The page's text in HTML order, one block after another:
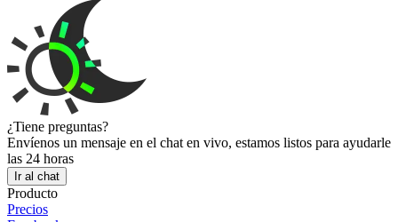
¿Tiene preguntas?
Envíenos un mensaje en el chat en vivo, estamos listos para ayudarle
las 24 horas
Ir al chat
Producto
Precios